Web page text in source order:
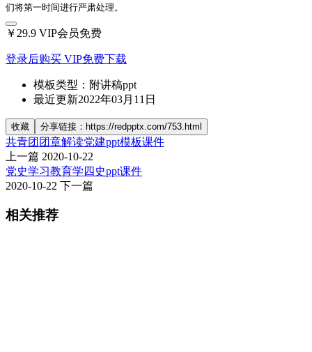
们将第一时间进行严肃处理。
￥29.9 VIP会员免费
登录后购买 VIP免费下载
模板类型： 附讲稿ppt
最近更新2022年03月11日
收藏 分享链接：https://redpptx.com/753.html
共青团团章解读党建ppt模板课件
上一篇 2020-10-22
党史学习教育学四史ppt课件
2020-10-22 下一篇
相关推荐